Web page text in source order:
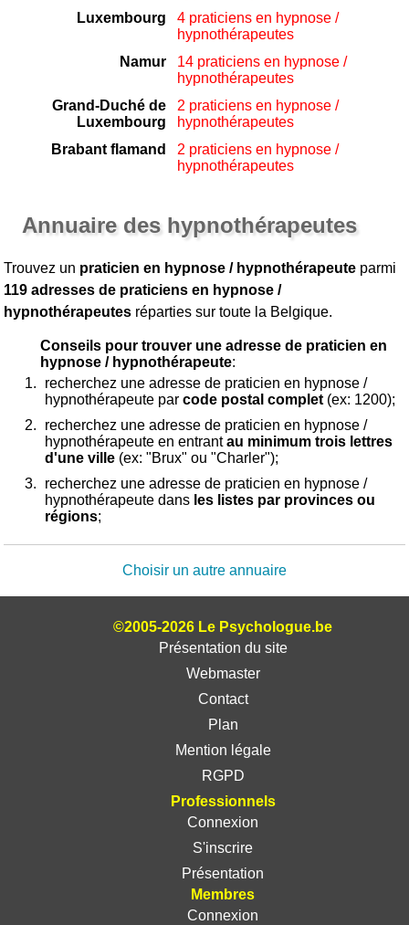
Luxembourg
4 praticiens en hypnose /
hypnothérapeutes
Namur
14 praticiens en hypnose /
hypnothérapeutes
Grand-Duché de
Luxembourg
2 praticiens en hypnose /
hypnothérapeutes
Brabant flamand
2 praticiens en hypnose /
hypnothérapeutes
Annuaire des hypnothérapeutes
Trouvez un praticien en hypnose / hypnothérapeute parmi
119 adresses de praticiens en hypnose /
hypnothérapeutes réparties sur toute la Belgique.
Conseils pour trouver une adresse de praticien en
hypnose / hypnothérapeute:
recherchez une adresse de praticien en hypnose /
hypnothérapeute parcode postal complet (ex: 1200);
recherchez une adresse de praticien en hypnose /
hypnothérapeute en entrantau minimum trois lettres
d'une ville (ex: "Brux" ou "Charler");
recherchez une adresse de praticien en hypnose /
hypnothérapeute dans les listes par provinces ou
régions;
Choisir un autre annuaire
©2005-2026 Le Psychologue.be
Présentation du site
Webmaster
Contact
Plan
Mention légale
RGPD
Professionnels
Connexion
S'inscrire
Présentation
Membres
Connexion